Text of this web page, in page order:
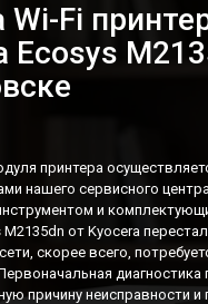
Fi
Ecosys
принтера
нашего сервисного
и
M2135dn от Kyocera
скорее всего,
диагностика
причину неисправности и